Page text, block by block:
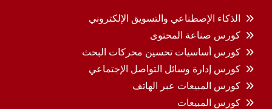
الذكاء الإصطناعي والتسويق الإلكتروني
كورس صناعة المحتوى
كورس أساسيات تحسين محركات البحث
كورس إدارة وسائل التواصل الإجتماعي
كورس المبيعات عبر الهاتف
كورس المبيعات